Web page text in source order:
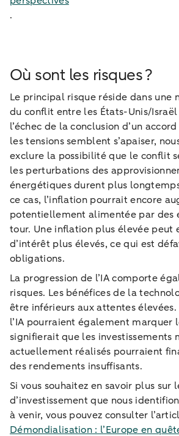
.
Où sont les risques ?
Le principal risque réside dans une
du conflit entre les États-Unis/
l’échec de la conclusion d’un
les tensions semblent s’apaiser,
exclure la possibilité que le conflit
les perturbations des
énergétiques durent plus
ce cas, l’inflation pourrait encore
potentiellement alimentée par des
tour. Une inflation plus élevée peut
d’intérêt plus élevés, ce qui est
obligations.
La progression de l’IA comporte
risques. Les bénéfices de la
être inférieurs aux attentes élevées.
l’IA pourraient également marquer
signifierait que les investissements
actuellement réalisés pourraient
des rendements insuffisants.
Si vous souhaitez en savoir plus sur
d’investissement que nous
à venir, vous pouvez consulter
Démondialisation : l’Europe en